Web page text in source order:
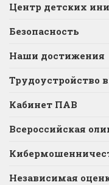
Центр детских
Безопасность
Наши достижения
Трудоустройство
Кабинет ПАВ
Всероссийская
Независимая